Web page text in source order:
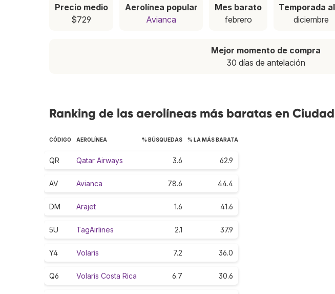
Precio medio
$729
Aerolínea popular
Avianca
Mes barato
febrero
Temporada
diciembre
Mejor momento de compra
30 días de antelación
Ranking de las aerolíneas más baratas en
CÓDIGO AEROLÍNEA % BÚSQUEDAS % LA MÁS BARATA
QR Qatar Airways 3.6 62.9
AV Avianca 78.6 44.4
DM Arajet 1.6 41.6
5U TagAirlines 2.1 37.9
Y4 Volaris 7.2 36.0
Q6 Volaris Costa Rica 6.7 30.6